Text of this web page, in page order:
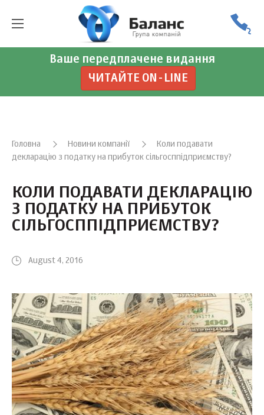
Ваше передплачене видання
ЧИТАЙТЕ ON-LINE
Головна Новини компанії
Коли подавати
декларацію з податку на прибуток сільгосппідприємству?
КОЛИ ПОДАВАТИ ДЕКЛАРАЦІЮ
З ПОДАТКУ НА ПРИБУТОК
СІЛЬГОСППІДПРИЄМСТВУ?
August 4, 2016